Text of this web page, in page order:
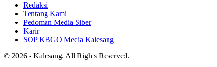
Redaksi
Tentang Kami
Pedoman Media Siber
Karir
SOP KBGO Media Kalesang
© 2026 - Kalesang. All Rights Reserved.